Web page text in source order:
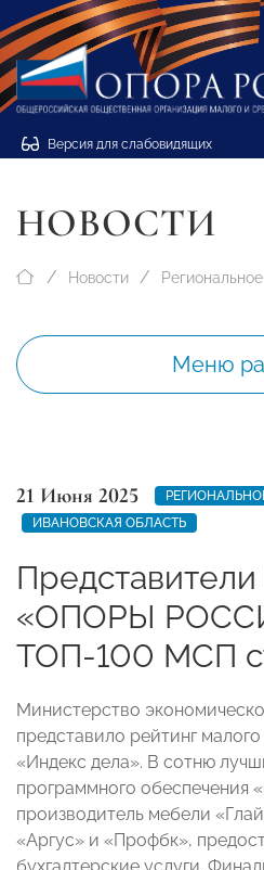
Версия для слабовидящих
НОВОСТИ
Новости
Меню
21 Июня 2025
ИВАНОВСКАЯ ОБЛАСТЬ
«ОПОРЫ
ТОП-100 МСП
Министерство
представило рейтинг
«Индекс дела». В сотню
программного обеспечения
производитель мебели
«Аргус» и «Профбк»,